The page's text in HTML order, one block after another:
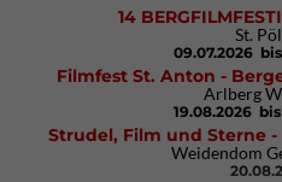
14
St.
09.07.2026
Filmfest St. Anton -
Arlberg
19.08.2026
Strudel, Film und Sterne
Weidendom